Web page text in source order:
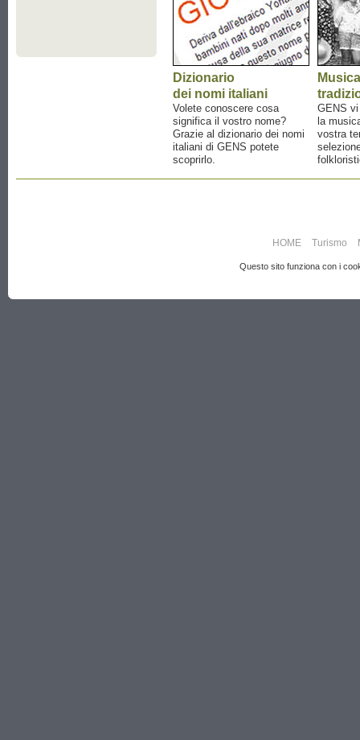
Dizionario
dei nomi italiani
Volete conoscere cosa
significa il vostro nome?
Grazie al dizionario dei nomi
italiani di GENS potete
scoprirlo.
Musica
GENS
la
vostra
HOME Turismo
Questo sito funziona con i